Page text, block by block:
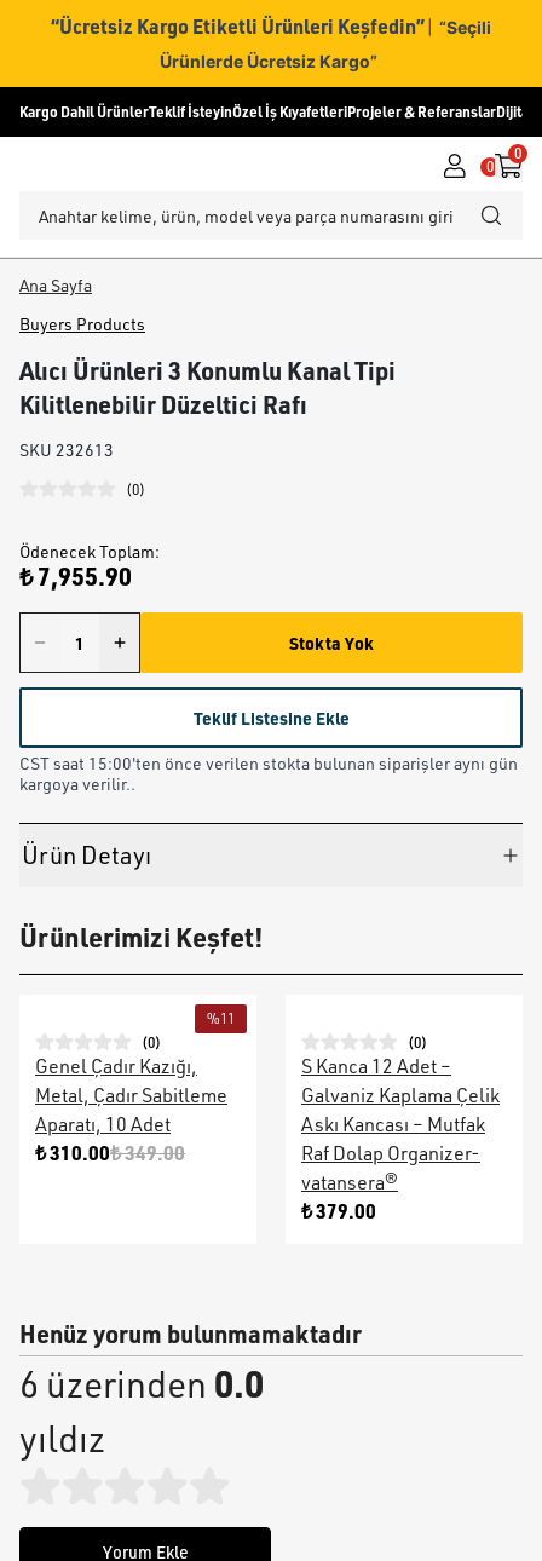
“Ücretsiz Kargo Etiketli Ürünleri Keşfedin” | “Seçili
Ürünlerde Ücretsiz Kargo”
Kargo Dahil ÜrünlerTeklif İsteyinÖzel İş KıyafetleriProjeler & ReferanslarDijital
0
0
Ana Sayfa
Buyers Products
Alıcı Ürünleri 3 Konumlu Kanal Tipi
Kilitlenebilir Düzeltici Rafı
SKU 232613
(0)
Ödenecek Toplam:
₺ 7,955.90
Stokta Yok
Teklif Listesine Ekle
CST saat 15:00'ten önce verilen stokta bulunan siparişler aynı gün
kargoya verilir..
Ürün Detayı
Ürünlerimizi Keşfet!
%11
(0)
Genel Çadır Kazığı,
Metal, Çadır Sabitleme
Aparatı, 10 Adet
₺ 310.00₺ 349.00
(0)
S Kanca 12 Adet –
Galvaniz Kaplama Çelik
Askı Kancası – Mutfak
Raf Dolap Organizer-
vatansera®
₺ 379.00
Henüz yorum bulunmamaktadır
6 üzerinden 0.0
yıldız
Yorum Ekle